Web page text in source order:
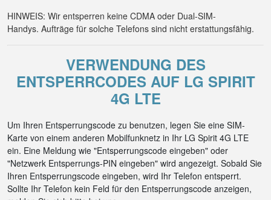
HINWEIS: Wir entsperren keine CDMA oder Dual-SIM-
Handys. Aufträge für solche Telefons sind nicht erstattungsfähig.
VERWENDUNG DES
ENTSPERRCODES AUF LG SPIRIT
4G LTE
Um Ihren Entsperrungscode zu benutzen, legen Sie eine SIM-
Karte von einem anderen Mobilfunknetz in Ihr LG Spirit 4G LTE
ein. Eine Meldung wie "Entsperrungscode eingeben" oder
"Netzwerk Entsperrungs-PIN eingeben" wird angezeigt. Sobald Sie
Ihren Entsperrungscode eingeben, wird Ihr Telefon entsperrt.
Sollte Ihr Telefon kein Feld für den Entsperrungscode anzeigen,